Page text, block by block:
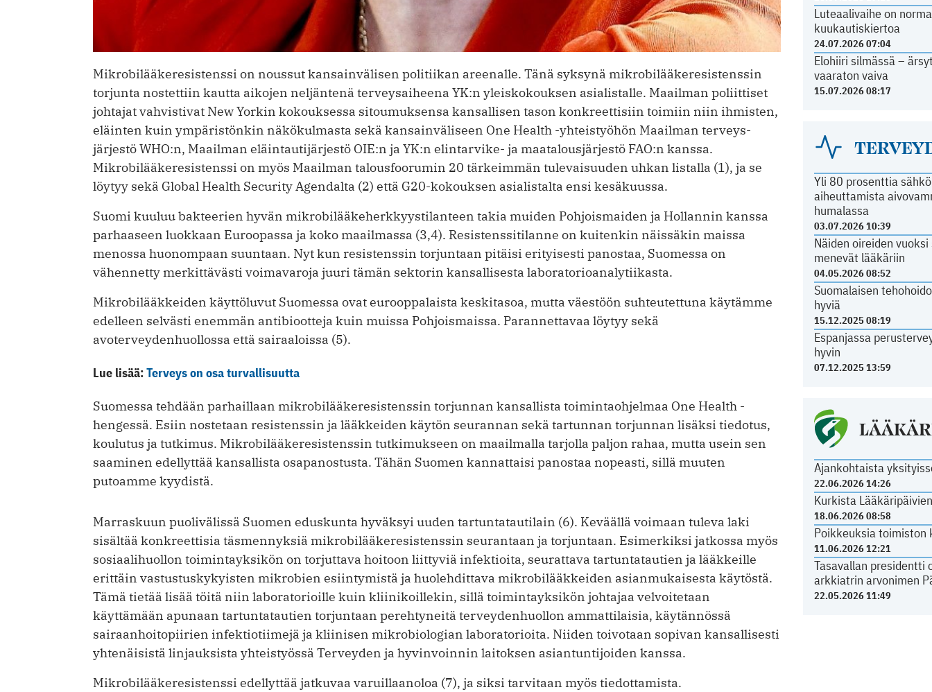
Luteaalivaihe on
kuukautiskiertoa
24.07.2026 07:04
Elohiiri silmässä –
vaaraton vaiva
15.07.2026 08:17
Yli 80 prosenttia
aiheuttamista
humalassa
03.07.2026 10:39
Näiden oireiden
menevät lääkäriin
04.05.2026 08:52
Suomalaisen
hyviä
15.12.2025 08:19
Espanjassa
hyvin
07.12.2025 13:59
Ajankohtaista
22.06.2026 14:26
Kurkista
18.06.2026 08:58
Poikkeuksia toimiston
11.06.2026 12:21
Tasavallan presidentti
arkkiatrin arvonimen
22.05.2026 11:49
Mikrobilääkeresistenssi on noussut kansainvälisen politiikan areenalle. Tänä syksynä mikrobilääkeresistenssin
torjunta nostettiin kautta aikojen neljäntenä terveysaiheena YK:n yleis­kokouksen asialistalle. Maailman poliittiset
johtajat vahvistivat New Yorkin kokouksessa sitoumuksensa kansallisen tason konkreettisiin toimiin niin ihmisten,
eläinten kuin ympäristönkin näkökulmasta sekä kansainväliseen One Health -yhteistyöhön Maailman terveys­
järjestö WHO:n, Maailman eläintautijärjestö OIE:n ja YK:n elintarvike- ja maatalousjärjestö FAO:n kanssa.
Mikrobilääkeresistenssi on myös Maailman talousfoorumin 20 tärkeimmän tulevaisuuden uhkan listalla (1), ja se
löytyy sekä Global Health Security Agendalta (2) että G20-kokouksen asialistalta ensi kesäkuussa.
Suomi kuuluu bakteerien hyvän mikrobilääkeherkkyystilanteen takia muiden Pohjoismaiden ja Hollannin kanssa
parhaaseen luokkaan Euroopassa ja koko maailmassa (3,4). Resistenssitilanne on kuitenkin näissäkin maissa
menossa huonompaan suuntaan. Nyt kun resistenssin torjuntaan pitäisi erityisesti panostaa, Suomessa on
vähennetty merkittävästi voimavaroja juuri tämän sektorin kansallisesta laboratorioanalytiikasta.
Mikrobilääkkeiden käyttöluvut Suomessa ovat eurooppalaista keskitasoa, mutta väestöön suhteutettuna käytämme
edelleen selvästi enemmän antibiootteja kuin muissa Pohjoismaissa. Parannettavaa löytyy sekä
avoterveydenhuollossa että sairaaloissa (5).
Lue lisää:Terveys on osa turvallisuutta
Suomessa tehdään parhaillaan mikrobilääkeresistenssin torjunnan kansallista toimintaohjelmaa One Health -
hengessä. Esiin nostetaan resistenssin ja lääkkeiden käytön seurannan sekä tartunnan torjunnan lisäksi tiedotus,
koulutus ja tutkimus. Mikrobilääkeresistenssin tutkimukseen on maailmalla tarjolla paljon rahaa, mutta usein sen
saaminen edellyttää kansallista osa­panostusta. Tähän Suomen kannattaisi panostaa nopeasti, sillä muuten
putoamme kyydistä.
Marraskuun puolivälissä Suomen eduskunta hyväksyi uuden tartuntatautilain (6). Keväällä voimaan tuleva laki
sisältää konkreettisia täsmennyksiä mikrobilääkeresistenssin seurantaan ja torjuntaan. Esimerkiksi jatkossa myös
sosiaalihuollon toimintayksikön on torjuttava hoitoon liittyviä infektioita, seurattava tartuntatautien ja lääkkeille
erittäin vastustuskykyisten mikrobien esiintymistä ja huolehdittava mikrobilääkkeiden asianmukaisesta käytöstä.
Tämä tietää lisää töitä niin laboratorioille kuin kliinikoillekin, sillä toimintayksikön johtajaa velvoitetaan
käyttämään apunaan tartuntatautien torjuntaan perehtyneitä terveydenhuollon ammattilaisia, käytännössä
sairaanhoitopiirien infektiotiimejä ja kliinisen mikrobiologian labora­torioita. Niiden toivotaan sopivan kansallisesti
yhtenäisistä linjauksista yhteistyössä Terveyden ja hyvinvoinnin laitoksen asiantuntijoiden kanssa.
Mikrobilääkeresistenssi edellyttää jatkuvaa varuillaanoloa (7), ja siksi tarvitaan myös tiedottamista.